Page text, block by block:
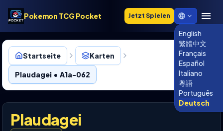
Pokemon TCG Pocket Jetzt Spielen
English
繁體中文
Français
Español
Italiano
粵語
Português
Deutsch
Startseite Karten
Plaudagei • A1a-062
Plaudagei